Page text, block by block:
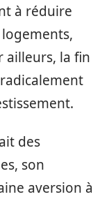
à réduire
ailleurs, la fin
des
son
aversion à